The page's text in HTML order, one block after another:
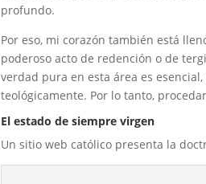
profundo.
Por eso, mi corazón también está
poderoso acto de redención o de
verdad pura en esta área es
teológicamente. Por lo tanto,
El estado de siempre virgen
Un sitio web católico presenta la